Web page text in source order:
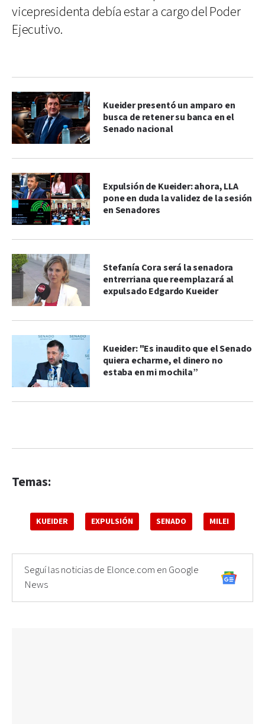
vicepresidenta debía estar a cargo del Poder
Ejecutivo.
Kueider presentó un amparo en
busca de retener su banca en el
Senado nacional
Expulsión de Kueider: ahora, LLA
pone en duda la validez de la sesión
en Senadores
Stefanía Cora será la senadora
entrerriana que reemplazará al
expulsado Edgardo Kueider
Kueider: "Es inaudito que el Senado
quiera echarme, el dinero no
estaba en mi mochila”
Temas:
KUEIDER EXPULSIÓN SENADO MILEI
Seguí las noticias de Elonce.com en Google
News